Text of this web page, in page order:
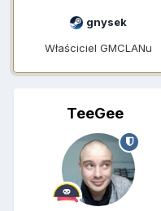
gnysek
Właściciel GMCLANu
TeeGee